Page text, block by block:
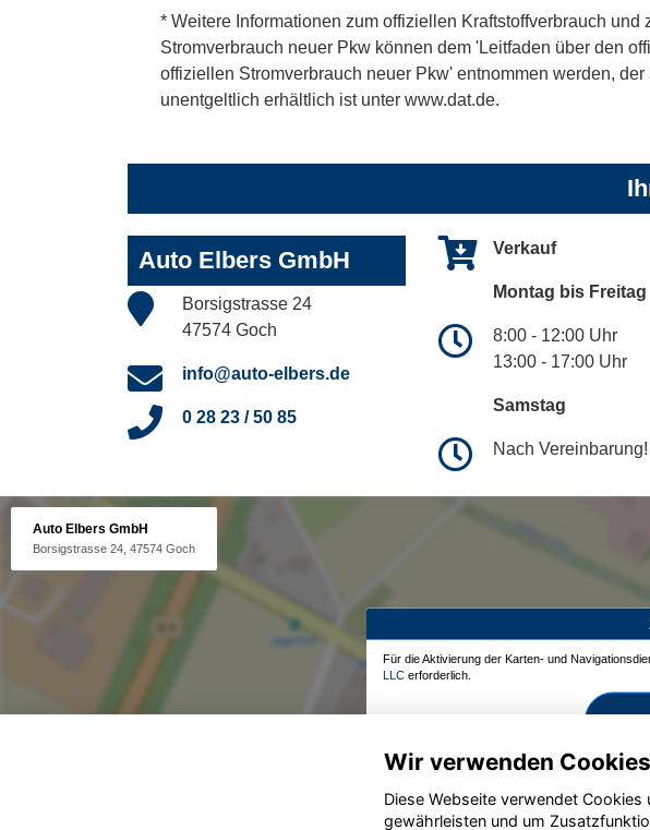
* Weitere Informationen zum offiziellen Kraftstoffverbrauch
Stromverbrauch neuer Pkw können dem 'Leitfaden über den
offiziellen Stromverbrauch neuer Pkw' entnommen werden,
unentgeltlich erhältlich ist unter www.dat.de.
Auto Elbers GmbH
Borsigstrasse 24
47574 Goch
info@auto-elbers.de
0 28 23 / 50 85
Verkauf
Montag bis Freitag
8:00 - 12:00 Uhr
13:00 - 17:00 Uhr
Samstag
Nach Vereinbarung!
Auto Elbers GmbH
Borsigstrasse 24, 47574 Goch
Für die Aktivierung der Karten- und
LLC erforderlich.
Wir verwenden Cookies
Diese Webseite verwendet
gewährleisten und um